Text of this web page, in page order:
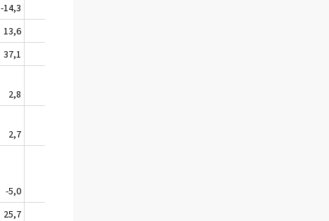
-14,3
13,6
37,1
2,8
2,7
-5,0
25,7